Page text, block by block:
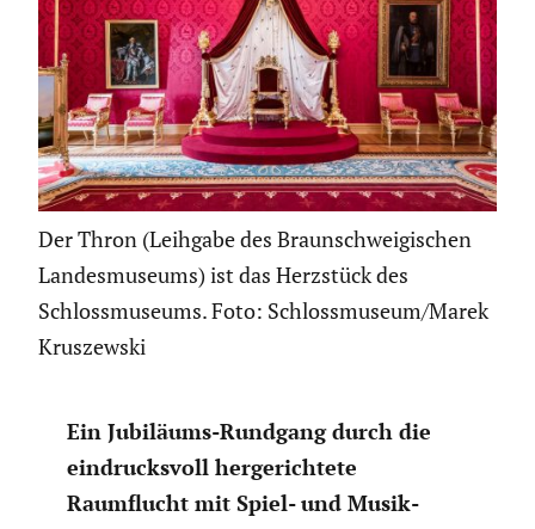
Der Thron (Leihgabe des Braunschweigischen
Landesmuseums) ist das Herzstück des
Schlossmuseums. Foto: Schlossmuseum/Marek
Kruszewski
Ein Jubiläums-Rundgang durch die
eindrucks­voll herge­rich­tete
Raumflucht mit Spiel- und Musik­